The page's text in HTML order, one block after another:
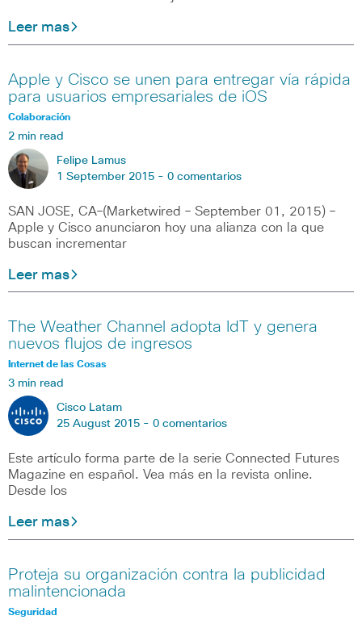
Leer mas
Apple y Cisco se unen para entregar vía rápida
para usuarios empresariales de iOS
Colaboración
2 min read
Felipe Lamus
1 September 2015 - 0 comentarios
SAN JOSE, CA–(Marketwired – September 01, 2015) –
Apple y Cisco anunciaron hoy una alianza con la que
buscan incrementar
Leer mas
The Weather Channel adopta IdT y genera
nuevos flujos de ingresos
Internet de las Cosas
3 min read
Cisco Latam
25 August 2015 - 0 comentarios
Este artículo forma parte de la serie Connected Futures
Magazine en español. Vea más en la revista online.
Desde los
Leer mas
Proteja su organización contra la publicidad
malintencionada
Seguridad